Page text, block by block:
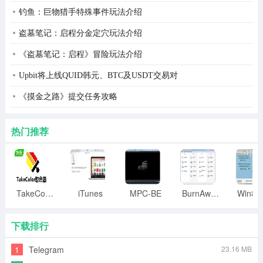
2.在编辑主设置选项卡中，把自动打开设为“新建空白文
档”，然后再把行间距调为1，最后把工作目录设置为桌
面，这样，我们就完成了第一个选项卡的设置了
4.接着要进行第二个重要选项卡的设置,单击栏的运行--编
译设置
钓鱼：巨物猎手特殊事件玩法介绍
盗墓笔记：启程分金定穴玩法介绍
《盗墓笔记：启程》冒险玩法介绍
Upbit将上线QUID韩元、BTC及USDT交易对
《摸金之路》提交任务攻略
热门推荐
TakeColor取色器 iTunes MPC-BE BurnAware
下载排行
1 Telegram 23.16 MB